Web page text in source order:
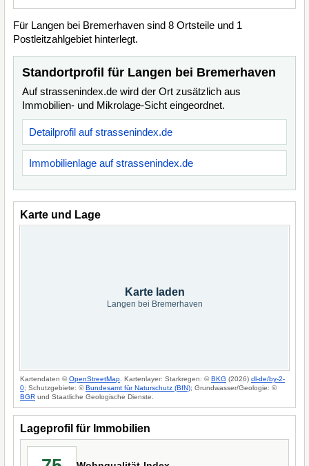
Für Langen bei Bremerhaven sind 8 Ortsteile und 1
Postleitzahlgebiet hinterlegt.
Standortprofil für Langen bei Bremerhaven
Auf strassenindex.de wird der Ort zusätzlich aus
Immobilien- und Mikrolage-Sicht eingeordnet.
Detailprofil auf strassenindex.de
Immobilienlage auf strassenindex.de
Karte und Lage
Karte laden
Langen bei Bremerhaven
Kartendaten ©OpenStreetMap . Kartenlayer: Starkregen: ©BKG (2026) dl-de/by-2-
0; Schutzgebiete: ©Bundesamt für Naturschutz (BfN); Grundwasser/Geologie: ©
BGR und Staatliche Geologische Dienste.
Lageprofil für Immobilien